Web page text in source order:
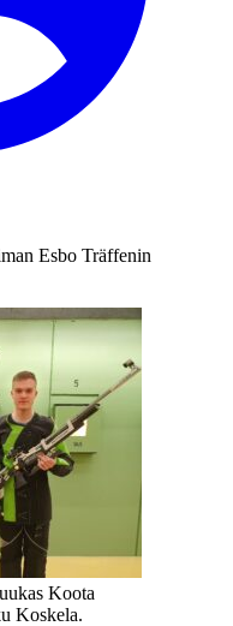
Esbo Träffenin
Koota
Koskela.